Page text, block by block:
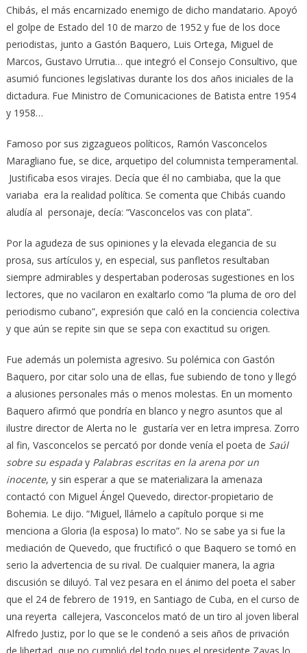
Chibás, el más encarnizado enemigo de dicho mandatario. Apoyó
el golpe de Estado del 10 de marzo de 1952 y fue de los doce
periodistas, junto a Gastón Baquero, Luis Ortega, Miguel de
Marcos, Gustavo Urrutia… que integró el Consejo Consultivo, que
asumió funciones legislativas durante los dos años iniciales de la
dictadura. Fue Ministro de Comunicaciones de Batista entre 1954
y 1958…
Famoso por sus zigzagueos políticos, Ramón Vasconcelos
Maragliano fue, se dice, arquetipo del columnista temperamental.
Justificaba esos virajes. Decía que él no cambiaba, que la que
variaba era la realidad política. Se comenta que Chibás cuando
aludía al personaje, decía: “Vasconcelos vas con plata”.
Por la agudeza de sus opiniones y la elevada elegancia de su
prosa, sus artículos y, en especial, sus panfletos resultaban
siempre admirables y despertaban poderosas sugestiones en los
lectores, que no vacilaron en exaltarlo como “la pluma de oro del
periodismo cubano”, expresión que caló en la conciencia colectiva
y que aún se repite sin que se sepa con exactitud su origen.
Fue además un polemista agresivo. Su polémica con Gastón
Baquero, por citar solo una de ellas, fue subiendo de tono y llegó
a alusiones personales más o menos molestas. En un momento
Baquero afirmó que pondría en blanco y negro asuntos que al
ilustre director de Alerta no le gustaría ver en letra impresa. Zorro
al fin, Vasconcelos se percató por donde venía el poeta de Saúl
sobre su espaday Palabras escritas en la arena por un
inocente, y sin esperar a que se materializara la amenaza
contactó con Miguel Ángel Quevedo, director-propietario de
Bohemia. Le dijo. “Miguel, llámelo a capítulo porque si me
menciona a Gloria (la esposa) lo mato”. No se sabe ya si fue la
mediación de Quevedo, que fructificó o que Baquero se tomó en
serio la advertencia de su rival. De cualquier manera, la agria
discusión se diluyó. Tal vez pesara en el ánimo del poeta el saber
que el 24 de febrero de 1919, en Santiago de Cuba, en el curso de
una reyerta callejera, Vasconcelos mató de un tiro al joven liberal
Alfredo Justiz, por lo que se le condenó a seis años de privación
de libertad, que no cumplió del todo pues el presidente Zayas lo